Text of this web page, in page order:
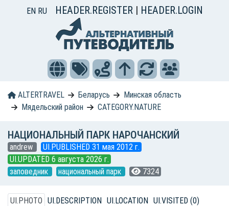
EN RU HEADER.REGISTER | HEADER.LOGIN
ALTERTRAVEL Беларусь
Минская область
Мядельский район
CATEGORY.NATURE
НАЦИОНАЛЬНЫЙ ПАРК НАРОЧАНСКИЙ
andrew
UI.PUBLISHED 31 мая 2012 г.
UI.UPDATED 6 августа 2026 г.
заповедник
национальный парк 7324
UI.PHOTO UI.DESCRIPTION UI.LOCATION UI.VISITED (0)